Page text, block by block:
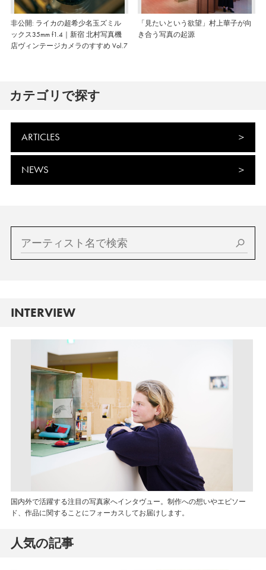
非公開: ライカの超希少名玉ズミル
ックス35mm f1.4｜新宿 北村写真機
店ヴィンテージカメラのすすめ Vol.7
「見たいという欲望」村上華子が向
き合う写真の起源
カテゴリで探す
ARTICLES
NEWS
INTERVIEW
国内外で活躍する注目の写真家へインタヴュー。制作への想いやエピソー
ド、作品に関することにフォーカスしてお届けします。
人気の記事